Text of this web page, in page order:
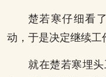
楚若寒仔细看
动，于是决定继续工
就在楚若寒埋